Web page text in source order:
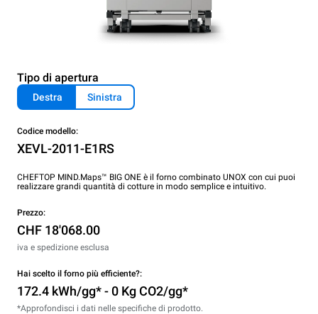
Tipo di apertura
Destra Sinistra
Codice modello:
XEVL-2011-E1RS
CHEFTOP MIND.Maps™ BIG ONE è il forno combinato UNOX con cui puoi
realizzare grandi quantità di cotture in modo semplice e intuitivo.
Prezzo:
CHF 18'068.00
iva e spedizione esclusa
Hai scelto il forno più efficiente?:
172.4 kWh/gg* - 0 Kg CO2/gg*
*Approfondisci i dati nelle specifiche di prodotto.